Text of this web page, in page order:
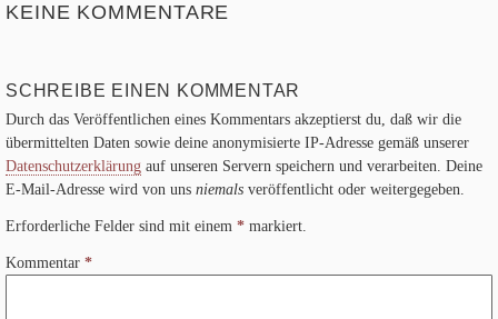
KEINE KOMMENTARE
SCHREIBE EINEN KOMMENTAR
Durch das Veröffentlichen eines Kommentars akzeptierst du, daß wir die
übermittelten Daten sowie deine anonymisierte IP-Adresse gemäß unserer
Datenschutzerklärung auf unseren Servern speichern und verarbeiten. Deine
E-Mail-Adresse wird von uns niemals veröffentlicht oder weitergegeben.
Erforderliche Felder sind mit einem * markiert.
Kommentar *